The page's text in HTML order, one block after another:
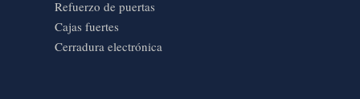
Refuerzo de puertas
Cajas fuertes
Cerradura electrónica